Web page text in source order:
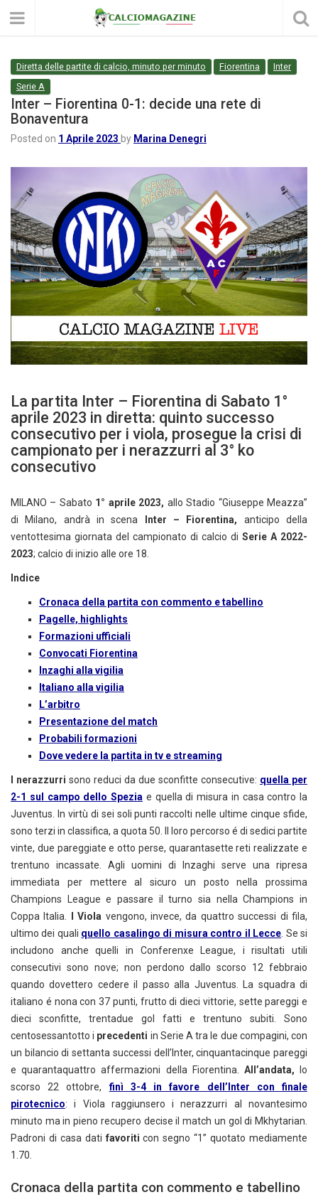
Diretta delle partite di calcio, minuto per minuto Fiorentina
Inter
Serie A
Inter – Fiorentina 0-1: decide una rete di
Bonaventura
Posted on 1 Aprile 2023 by Marina Denegri
La partita Inter – Fiorentina di Sabato 1°
aprile 2023 in diretta: quinto successo
consecutivo per i viola, prosegue la crisi di
campionato per i nerazzurri al 3° ko
consecutivo
MILANO – Sabato 1° aprile 2023, allo Stadio “Giuseppe Meazza”
di Milano, andrà in scena
Inter – Fiorentina, anticipo della
ventottesima giornata del campionato di calcio di Serie A 2022-
2023; calcio di inizio alle ore 18.
Indice
Cronaca della partita con commento e tabellino
Pagelle, highlights
Formazioni ufficiali
Convocati Fiorentina
Inzaghi alla vigilia
Italiano alla vigilia
L’arbitro
Presentazione del match
Probabili formazioni
Dove vedere la partita in tv e streaming
I nerazzurri sono reduci da due sconfitte consecutive: quella per
2-1 sul campo dello Spezia e quella di misura in casa contro la
Juventus. In virtù di sei soli punti raccolti nelle ultime cinque sfide,
sono terzi in classifica, a quota 50. Il loro percorso é di sedici partite
vinte, due pareggiate e otto perse, quarantasette reti realizzate e
trentuno incassate. Agli uomini di Inzaghi serve una ripresa
immediata per mettere al sicuro un posto nella prossima
Champions League e passare il turno sia nella Champions in
Coppa Italia.
I Viola vengono, invece, da quattro successi di fila,
ultimo dei quali quello casalingo di misura contro il Lecce. Se si
includono anche quelli in Conferenxe League, i risultati utili
consecutivi sono nove; non perdono dallo scorso 12 febbraio
quando dovettero cedere il passo alla Juventus. La squadra di
italiano é nona con 37 punti, frutto di dieci vittorie, sette pareggi e
dieci sconfitte, trentadue gol fatti e trentuno subiti. Sono
centosessantotto i precedenti in Serie A tra le due compagini, con
un bilancio di settanta successi dell’Inter, cinquantacinque pareggi
e quarantaquattro affermazioni della Fiorentina. All’andata, lo
scorso 22 ottobre,finì 3-4 in favore dell’Inter con finale
pirotecnico: i Viola raggiunsero i nerazzurri al novantesimo
minuto ma in pieno recupero decise il match un gol di Mkhytarian.
Padroni di casa dati favoriti con segno “1” quotato mediamente
1.70.
Cronaca della partita con commento e tabellino